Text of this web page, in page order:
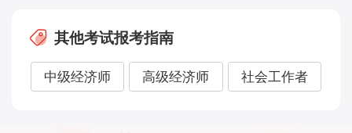
其他考试报考指南
中级经济师 高级经济师 社会工作者